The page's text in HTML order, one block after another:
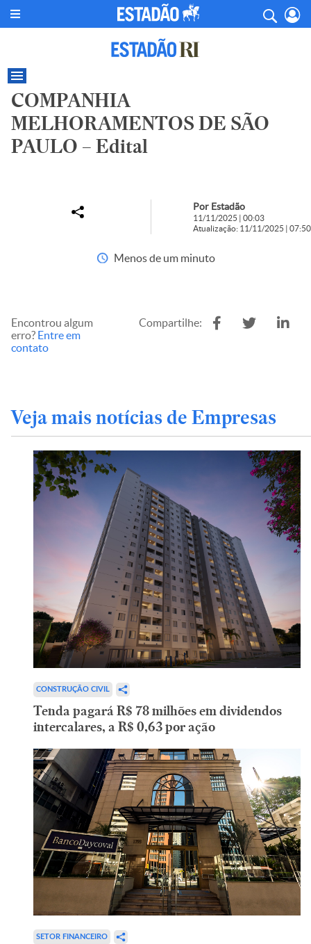
COMPANHIA
MELHORAMENTOS DE SÃO
PAULO – Edital
Por Estadão
11/11/2025 | 00:03
Atualização: 11/11/2025 | 07:50
Menos de um minuto
Encontrou algum
erro? Entre em
contato
Compartilhe:
Veja mais notícias de Empresas
CONSTRUÇÃO CIVIL
Tenda pagará R$ 78 milhões em dividendos
intercalares, a R$ 0,63 por ação
SETOR FINANCEIRO